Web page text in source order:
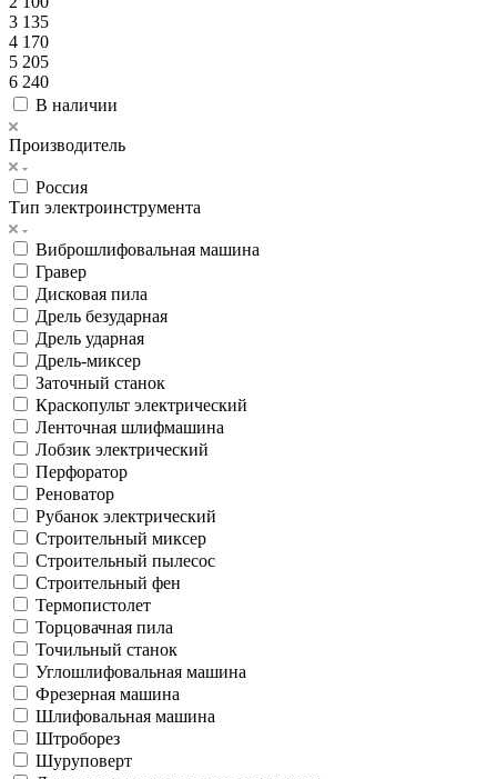
3 135
4 170
5 205
6 240
В наличии
Производитель
Россия
Тип электроинструмента
Виброшлифовальная машина
Гравер
Дисковая пила
Дрель безударная
Дрель ударная
Дрель-миксер
Заточный станок
Краскопульт электрический
Ленточная шлифмашина
Лобзик электрический
Перфоратор
Реноватор
Рубанок электрический
Строительный миксер
Строительный пылесос
Строительный фен
Термопистолет
Торцовачная пила
Точильный станок
Углошлифовальная машина
Фрезерная машина
Шлифовальная машина
Штроборез
Шуруповерт